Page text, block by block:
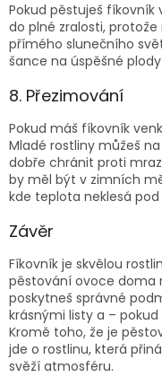
Pokud pěstuješ
do plné zralosti,
přímého slunečního
šance na úspěšné
8. Přezimování
Pokud máš fíkovník
Mladé rostliny můžeš
dobře chránit proti
by měl být v zimních
kde teplota neklesá pod
Závěr
Fíkovník je skvělou
pěstování ovoce doma
poskytneš správné
krásnými listy a –
Kromě toho, že je
jde o rostlinu, která
svěží atmosféru.